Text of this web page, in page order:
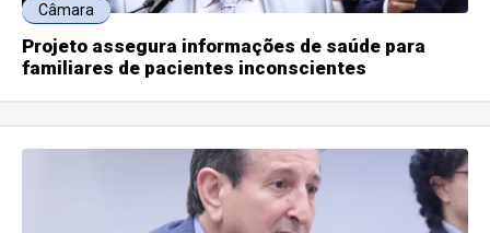
Câmara
Projeto assegura informações de saúde para
familiares de pacientes inconscientes